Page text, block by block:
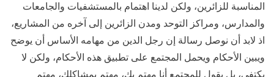
المناسبة للزائرين، ولكن لدينا اهتمام بالمستشفيات والجامعات
والمدارس، ومراكز التوحد ومدن الزائرين إلى آخره من المشاريع،
اذ لابد أن نوصل رسالة إن رجل الدين من مهامه الأساس أن يوضح
ويبين الأحكام ويحمل المجتمع على تطبيق هذه الأحكام، ولكن لا
يكتفى، بل يقول للمجتمع أنا مهتم بك، مهتم بمشاكلك، مهتم